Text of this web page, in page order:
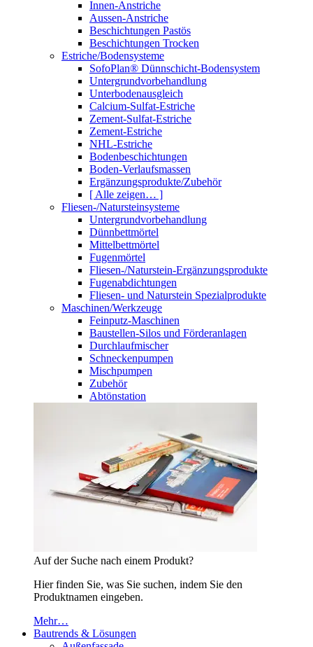
Innen-Anstriche
Aussen-Anstriche
Beschichtungen Pastös
Beschichtungen Trocken
Estriche/Bodensysteme
SofoPlan® Dünnschicht-Bodensystem
Untergrundvorbehandlung
Unterbodenausgleich
Calcium-Sulfat-Estriche
Zement-Sulfat-Estriche
Zement-Estriche
NHL-Estriche
Bodenbeschichtungen
Boden-Verlaufsmassen
Ergänzungsprodukte/Zubehör
[ Alle zeigen… ]
Fliesen-/Natursteinsysteme
Untergrundvorbehandlung
Dünnbettmörtel
Mittelbettmörtel
Fugenmörtel
Fliesen-/Naturstein-Ergänzungsprodukte
Fugenabdichtungen
Fliesen- und Naturstein Spezialprodukte
Maschinen/Werkzeuge
Feinputz-Maschinen
Baustellen-Silos und Förderanlagen
Durchlaufmischer
Schneckenpumpen
Mischpumpen
Zubehör
Abtönstation
Auf der Suche nach einem Produkt?
Hier finden Sie, was Sie suchen, indem Sie den
Produktnamen eingeben.
Mehr…
Bautrends & Lösungen